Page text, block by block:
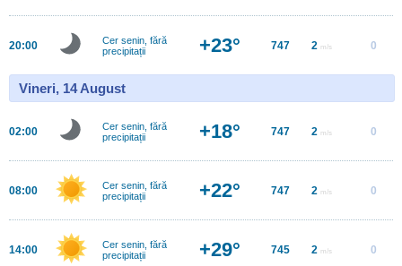
20:00
Cer senin, fără
precipitații
+23° 747 2 m/s 0
Vineri, 14 August
02:00
Cer senin, fără
precipitații
+18° 747 2 m/s 0
08:00
Cer senin, fără
precipitații
+22° 747 2 m/s 0
14:00
Cer senin, fără
precipitații
+29° 745 2 m/s 0